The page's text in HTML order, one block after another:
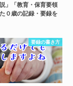
」「教育・保育要領
０歳の記録・要録を
要録の書き方